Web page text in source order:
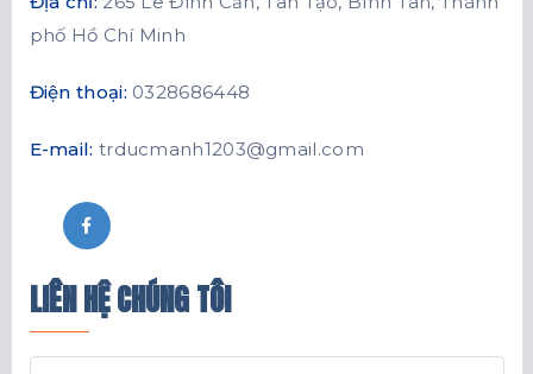
phố Hồ Chí Minh
Điện thoại: 0328686448
E-mail: trducmanh1203@gmail.com
LIÊN HỆ CHÚNG TÔI